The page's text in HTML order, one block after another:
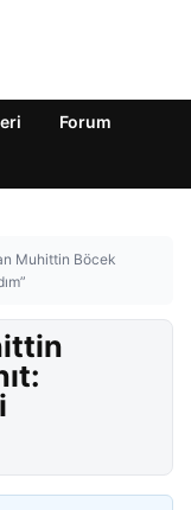
Forum
Muhittin Böcek